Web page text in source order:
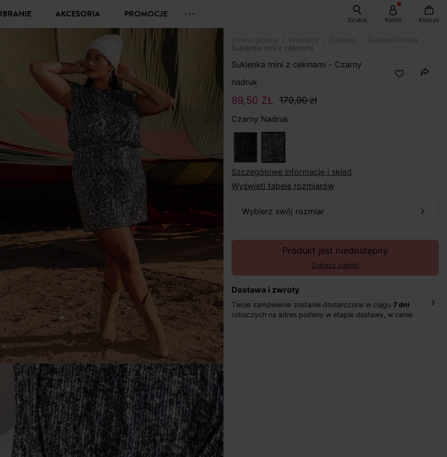
UBRANIE AKCESORIA PROMOCJE Szukaj Konto Koszyk
Sukienka mini z cekinami
Sukienka mini z cekinami - Czarny
nadruk
89,50 ZŁ 179,90 zł
Czarny Nadruk
szczegółowe informacje i skład
Wyświetl tabelę rozmiarów
wybierz swój rozmiar
Produkt jest niedostępny
Zobacz całość
Dostawa i zwroty
Twoje zamówienie zostanie dostarczone w ciągu 7 dni
roboczych na adres podany w etapie dostawy, w cenie